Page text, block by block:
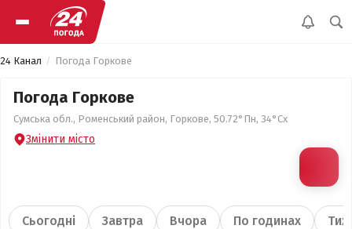
24 Канал Погода Горкове
Погода Горкове
Сумська обл., Роменський район, Горкове, 50.72°Пн, 34°Сх
Змінити місто
Сьогодні Завтра Вчора По годинах